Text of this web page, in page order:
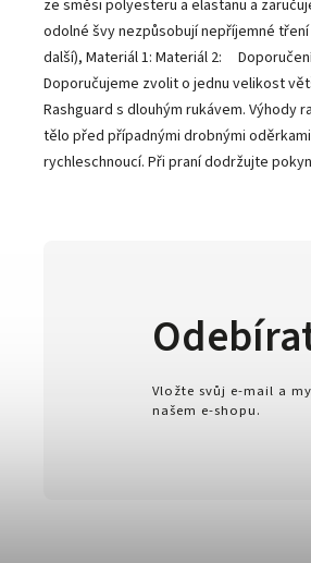
ze směsi polyesteru a elastanu a
odolné švy nezpůsobují nepříjemné
další), Materiál 1: Materiál 2:
Doporučujeme zvolit o jednu velikost
Rashguard s dlouhým rukávem. Výhody
tělo před případnými drobnými
rychleschnoucí. Při praní dodržujte
Vložte svůj e-mail a
našem e-shopu.